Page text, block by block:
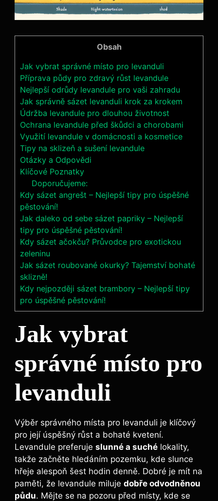
Obsah
Jak vybrat správné místo pro levanduli
Příprava půdy pro zdravý růst levandule
Nejlepší odrůdy levandule pro vaši zahradu
Jak správně sázet levanduli krok za krokem
Údržba levandule pro dlouhou životnost
Ochrana levandule před škůdci a chorobami
Využití levandule v domácnosti a kosmetice
Tipy na sklizeň a sušení levandule
Otázky a Odpovědi
Klíčové Poznatky
Doporučujeme:
Kdy sázet angrešt – Nejlepší tipy pro úspěšné
pěstování!
Jak daleko od sebe sázet papriky – Nejlepší
tipy pro úspěšné pěstování!
Kdy sázet ačokču? Průvodce pro exotickou
zeleninu
Jak sázet roubované okurky? Tajemství bohaté
sklizně!
Kdy nejpozději sázet brambory – Nejlepší tipy
pro úspěšné pěstování!
Jak vybrat
správné místo pro
levanduli
Výběr správného místa pro levanduli je klíčový
pro její úspěšný růst a bohaté kvetení.
Levandule preferuje slunné a suché lokality,
takže začněte hledáním pozemku, kde slunce
hřeje alespoň šest hodin denně. Dobré je mít na
paměti, že levandule miluje dobře odvodněnou
půdu. Mějte se na pozoru před místy, kde se